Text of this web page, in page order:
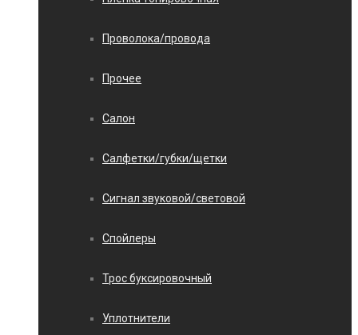
Проволока/провода
Прочее
Салон
Салфетки/губки/щетки
Сигнал звуковой/световой
Спойлеры
Трос буксировочный
Уплотнители